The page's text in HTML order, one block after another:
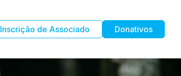
Inscrição de Associado Donativos